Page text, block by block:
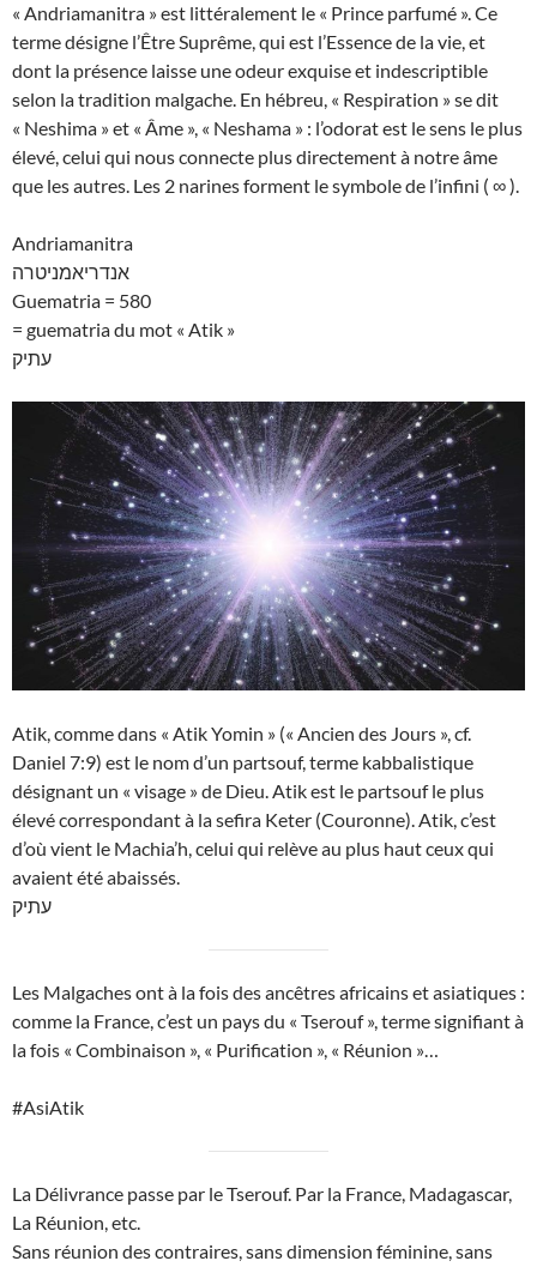
« Andriamanitra » est littéralement le « Prince parfumé ». Ce
terme désigne l’Être Suprême, qui est l’Essence de la vie, et
dont la présence laisse une odeur exquise et indescriptible
selon la tradition malgache. En hébreu, « Respiration » se dit
« Neshima » et « Âme », « Neshama » : l’odorat est le sens le plus
élevé, celui qui nous connecte plus directement à notre âme
que les autres. Les 2 narines forment le symbole de l’infini ( ∞ ).
Andriamanitra
אנדריאמניטרה
Guematria = 580
= guematria du mot « Atik »
עתיק
Atik, comme dans « Atik Yomin » (« Ancien des Jours », cf.
Daniel 7:9) est le nom d’un partsouf, terme kabbalistique
désignant un « visage » de Dieu. Atik est le partsouf le plus
élevé correspondant à la sefira Keter (Couronne). Atik, c’est
d’où vient le Machia’h, celui qui relève au plus haut ceux qui
avaient été abaissés.
עתיק
Les Malgaches ont à la fois des ancêtres africains et asiatiques :
comme la France, c’est un pays du « Tserouf », terme signifiant à
la fois « Combinaison », « Purification », « Réunion »…
#AsiAtik
La Délivrance passe par le Tserouf. Par la France, Madagascar,
La Réunion, etc.
Sans réunion des contraires, sans dimension féminine, sans